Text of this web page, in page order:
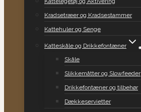
Kradsetræer og Kradsestammer
Kattehuler og Senge
Katteskåle og Drikkefontæner
Skåle
Slikkemåtter og Slowfeeder
Drikkefontæner og tilbehør
Dækkeservietter